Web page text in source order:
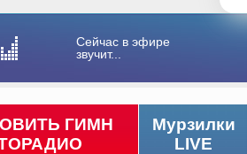
Сейчас в эфире
звучит...
ГИМН
Мурзилки
LIVE